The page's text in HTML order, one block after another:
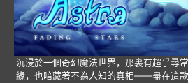
沉浸於一個奇幻魔法世界，那裏有超乎尋
緣，也暗藏著不為人知的真相——盡在這